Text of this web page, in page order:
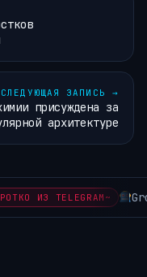
СЛЕДУЮЩАЯ ЗАПИСЬ →
присуждена за
архитектуре
ИЗ TELEGRAM~